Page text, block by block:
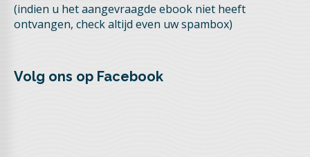
(indien u het aangevraagde ebook niet heeft
ontvangen, check altijd even uw spambox)
Volg ons op Facebook